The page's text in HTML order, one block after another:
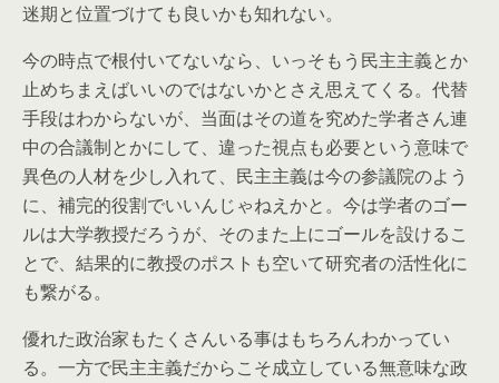
迷期と位置づけても良いかも知れない。
今の時点で根付いてないなら、いっそもう民主主義とか
止めちまえばいいのではないかとさえ思えてくる。代替
手段はわからないが、当面はその道を究めた学者さん連
中の合議制とかにして、違った視点も必要という意味で
異色の人材を少し入れて、民主主義は今の参議院のよう
に、補完的役割でいいんじゃねえかと。今は学者のゴー
ルは大学教授だろうが、そのまた上にゴールを設けるこ
とで、結果的に教授のポストも空いて研究者の活性化に
も繋がる。
優れた政治家もたくさんいる事はもちろんわかってい
る。一方で民主主義だからこそ成立している無意味な政